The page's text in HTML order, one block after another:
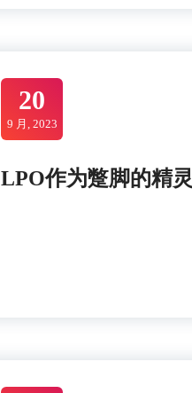
20
9 月, 2023
LPO作为蹩脚的精灵